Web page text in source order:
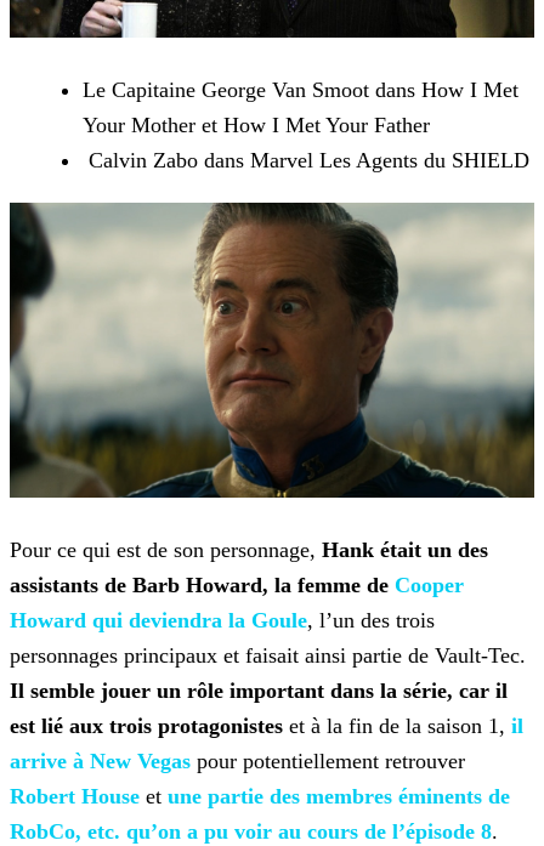
Le Capitaine George Van Smoot dans How I Met
Your Mother et How I Met Your Father
Calvin Zabo dans Marvel Les Agents du SHIELD
Pour ce qui est de son personnage, Hank était un des
assistants de Barb Howard, la femme de Cooper
Howard qui deviendra la Goule, l’un des trois
personnages principaux et faisait ainsi partie de Vault-Tec.
Il semble jouer un rôle important dans la série, car il
est lié aux trois protagonistes et à la fin de la saison 1, il
arrive à New Vegas pour potentiellement retrouver
Robert House et une partie des membres éminents de
RobCo, etc. qu’on a pu voir au cours de l’épisode 8.